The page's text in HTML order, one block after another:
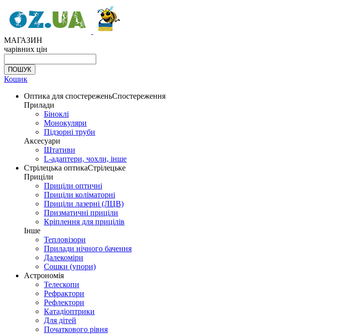
МАГАЗИН
чарівних цін
Кошик
Оптика для спостереженьСпостереження
Прилади
Біноклі
Монокуляри
Підзорні труби
Аксесуари
Штативи
L-адаптери, чохли, інше
Стрілецька оптикаСтрілецьке
Приціли
Приціли оптичні
Приціли коліматорні
Приціли лазерні (ЛЦВ)
Призматичні приціли
Кріплення для прицілів
Інше
Тепловізори
Прилади нічного бачення
Далекоміри
Сошки (упори)
Астрономія
Телескопи
Рефрактори
Рефлектори
Катадіоптрики
Для дітей
Початкового рівня